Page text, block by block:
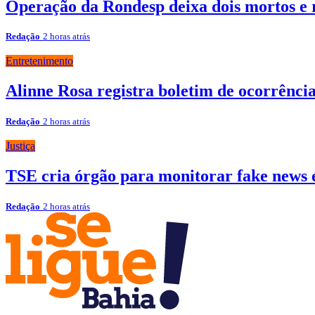
Operação da Rondesp deixa dois mortos
Redação 2 horas atrás
Entretenimento
Alinne Rosa registra boletim de
Redação 2 horas atrás
Justiça
TSE cria órgão para monitorar fake news
Redação 2 horas atrás